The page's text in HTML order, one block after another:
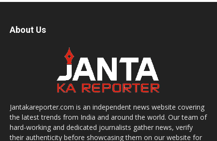
About Us
Jantakareporter.com is an independent news website covering
the latest trends from India and around the world. Our team of
hard-working and dedicated journalists gather news, verify
their authenticity before showcasing them on our website for